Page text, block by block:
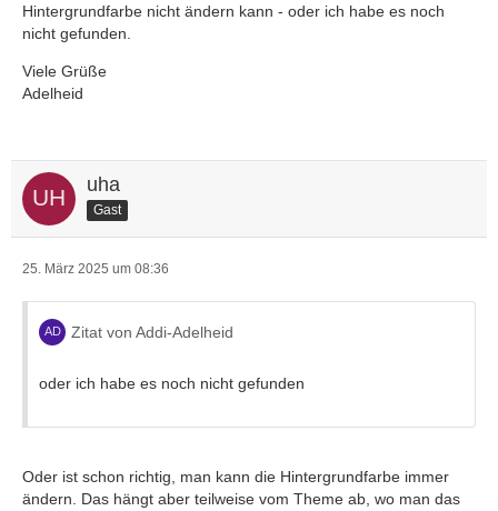
Hintergrundfarbe nicht ändern kann - oder ich habe es noch
nicht gefunden.
Viele Grüße
Adelheid
uha
Gast
25. März 2025 um 08:36
Zitat von Addi-Adelheid
oder ich habe es noch nicht gefunden
Oder ist schon richtig, man kann die Hintergrundfarbe immer
ändern. Das hängt aber teilweise vom Theme ab, wo man das